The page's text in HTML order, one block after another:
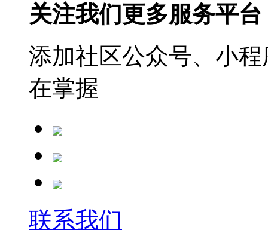
关注我们更多服务平台
添加社区公众号、小
在掌握
联系我们